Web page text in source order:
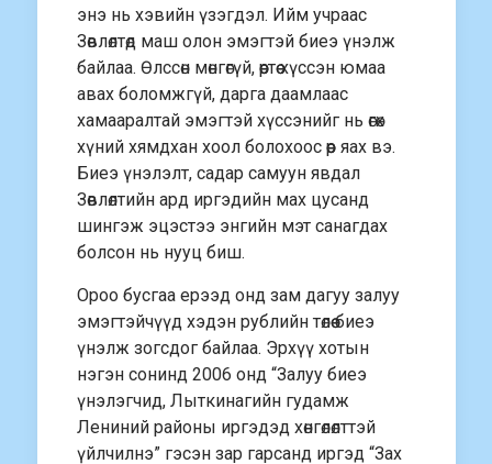
энэ нь хэвийн үзэгдэл. Ийм учраас
Зөвлөлтөд маш олон эмэгтэй биеэ үнэлж
байлаа. Өлссөн мөнгөгүй, өөртөө хүссэн юмаа
авах боломжгүй, дарга даамлаас
хамааралтай эмэгтэй хүссэнийг нь өгөх
хүний хямдхан хоол болохоос өөр яах вэ.
Биеэ үнэлэлт, садар самуун явдал
Зөвлөлтийн ард иргэдийн мах цусанд
шингэж эцэстээ энгийн мэт санагдах
болсон нь нууц биш.
Ороо бусгаа ерээд онд зам дагуу залуу
эмэгтэйчүүд хэдэн рублийн төлөө биеэ
үнэлж зогсдог байлаа. Эрхүү хотын
нэгэн сонинд 2006 онд “Залуу биеэ
үнэлэгчид, Лыткинагийн гудамж
Лениний районы иргэдэд хөнгөлөлттэй
үйлчилнэ” гэсэн зар гарсанд иргэд “Зах